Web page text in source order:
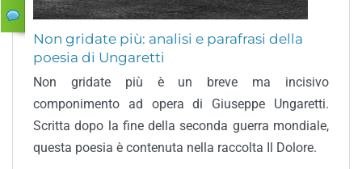
Non gridate più: analisi e parafrasi della
poesia di Ungaretti
Non gridate più è un breve ma incisivo
componimento ad opera di Giuseppe Ungaretti.
Scritta dopo la fine della seconda guerra mondiale,
questa poesia è contenuta nella raccolta Il Dolore.